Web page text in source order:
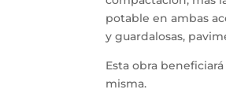
potable en ambas
y guardalosas,
Esta obra
misma.